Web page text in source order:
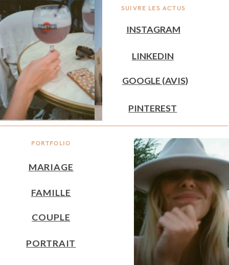
PORTFOLIO
SUIVRE LES ACTUS
MARIAGE
INSTAGRAM
GOOGLE (AVIS)
FAMILLE
PINTEREST
COUPLE
LINKEDIN
PORTRAIT